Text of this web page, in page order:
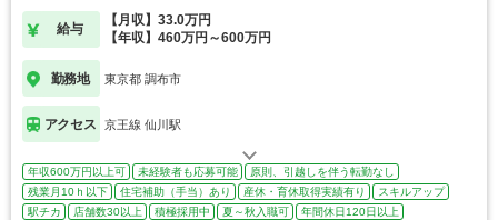
給与
【月収】33.0万円
【年収】460万円～600万円
勤務地 東京都 調布市
アクセス 京王線 仙川駅
年収600万円以上可 未経験者も応募可能
原則、引越しを伴う転勤なし
残業月10ｈ以下
住宅補助（手当）あり 産休・育休取得実績有り
スキルアップ
駅チカ
店舗数30以上 積極採用中 夏～秋入職可 年間休日120日以上